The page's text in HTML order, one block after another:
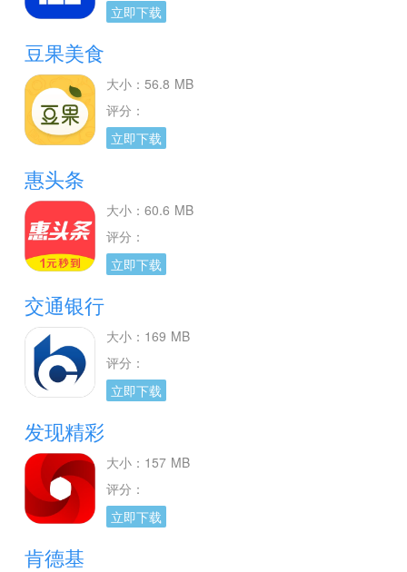
立即下载
豆果美食
大小：56.8 MB
评分：
立即下载
惠头条
大小：60.6 MB
评分：
立即下载
交通银行
大小：169 MB
评分：
立即下载
发现精彩
大小：157 MB
评分：
立即下载
肯德基